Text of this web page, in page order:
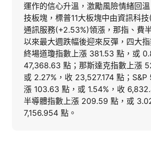
運作的信心升溫，激勵風險情緒回
技板塊，標普11大板塊中由資訊科
通訊服務(+2.53%)領漲，那指、費
以來最大週跌幅後迎來反彈，四大指
終場道瓊指數上漲 381.53 點，或
47,368.63 點；那斯達克指數上漲
或 2.27%，收 23,527.174 點；S&P
漲 103.63 點，或 1.54%，收
半導體指數上漲 209.59 點，或
7,156.954 點。